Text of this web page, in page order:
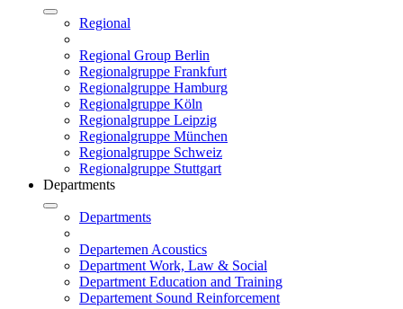
Regional
Regional Group Berlin
Regionalgruppe Frankfurt
Regionalgruppe Hamburg
Regionalgruppe Köln
Regionalgruppe Leipzig
Regionalgruppe München
Regionalgruppe Schweiz
Regionalgruppe Stuttgart
Departments
Departments
Departemen Acoustics
Department Work, Law & Social
Department Education and Training
Departement Sound Reinforcement